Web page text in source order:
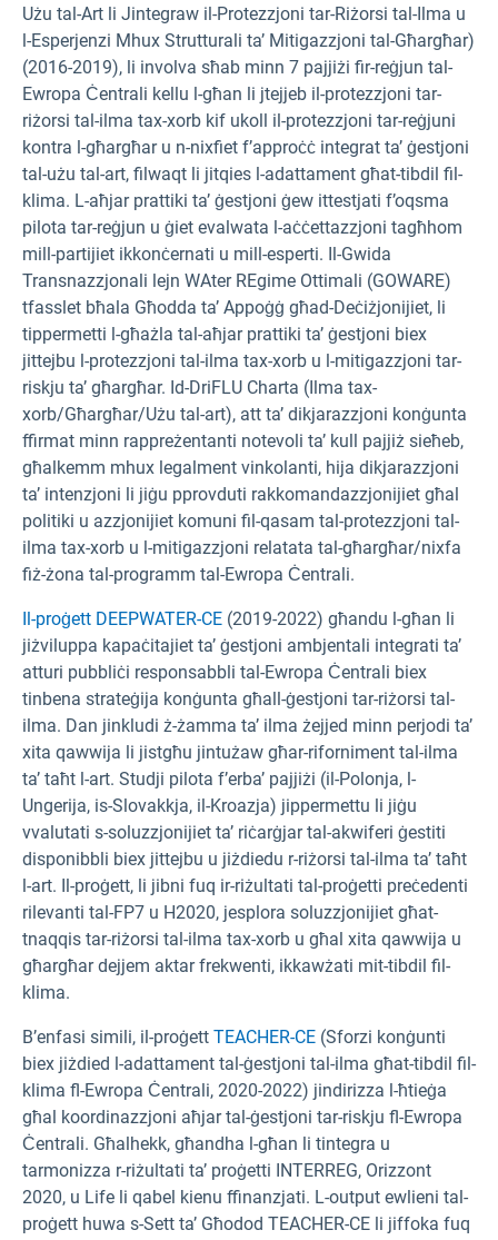
Użu tal-Art li Jintegraw il-Protezzjoni tar-Riżorsi tal-Ilma u
l-Esperjenzi Mhux Strutturali ta’ Mitigazzjoni tal-Għargħar)
(2016-2019), li involva sħab minn 7 pajjiżi fir-reġjun tal-
Ewropa Ċentrali kellu l-għan li jtejjeb il-protezzjoni tar-
riżorsi tal-ilma tax-xorb kif ukoll il-protezzjoni tar-reġjuni
kontra l-għargħar u n-nixfiet f’approċċ integrat ta’ ġestjoni
tal-użu tal-art, filwaqt li jitqies l-adattament għat-tibdil fil-
klima. L-aħjar prattiki ta’ ġestjoni ġew ittestjati f’oqsma
pilota tar-reġjun u ġiet evalwata l-aċċettazzjoni tagħhom
mill-partijiet ikkonċernati u mill-esperti. Il-Gwida
Transnazzjonali lejn WAter REgime Ottimali (GOWARE)
tfasslet bħala Għodda ta’ Appoġġ għad-Deċiżjonijiet, li
tippermetti l-għażla tal-aħjar prattiki ta’ ġestjoni biex
jittejbu l-protezzjoni tal-ilma tax-xorb u l-mitigazzjoni tar-
riskju ta’ għargħar. Id-DriFLU Charta (Ilma tax-
xorb/Għargħar/Użu tal-art), att ta’ dikjarazzjoni konġunta
ffirmat minn rappreżentanti notevoli ta’ kull pajjiż sieħeb,
għalkemm mhux legalment vinkolanti, hija dikjarazzjoni
ta’ intenzjoni li jiġu pprovduti rakkomandazzjonijiet għal
politiki u azzjonijiet komuni fil-qasam tal-protezzjoni tal-
ilma tax-xorb u l-mitigazzjoni relatata tal-għargħar/nixfa
fiż-żona tal-programm tal-Ewropa Ċentrali.
Il-proġett DEEPWATER-CE (2019-2022) għandu l-għan li
jiżviluppa kapaċitajiet ta’ ġestjoni ambjentali integrati ta’
atturi pubbliċi responsabbli tal-Ewropa Ċentrali biex
tinbena strateġija konġunta għall-ġestjoni tar-riżorsi tal-
ilma. Dan jinkludi ż-żamma ta’ ilma żejjed minn perjodi ta’
xita qawwija li jistgħu jintużaw għar-riforniment tal-ilma
ta’ taħt l-art. Studji pilota f’erba’ pajjiżi (il-Polonja, l-
Ungerija, is-Slovakkja, il-Kroazja) jippermettu li jiġu
vvalutati s-soluzzjonijiet ta’ riċarġjar tal-akwiferi ġestiti
disponibbli biex jittejbu u jiżdiedu r-riżorsi tal-ilma ta’ taħt
l-art. Il-proġett, li jibni fuq ir-riżultati tal-proġetti preċedenti
rilevanti tal-FP7 u H2020, jesplora soluzzjonijiet għat-
tnaqqis tar-riżorsi tal-ilma tax-xorb u għal xita qawwija u
għargħar dejjem aktar frekwenti, ikkawżati mit-tibdil fil-
klima.
B’enfasi simili, il-proġett TEACHER-CE (Sforzi konġunti
biex jiżdied l-adattament tal-ġestjoni tal-ilma għat-tibdil fil-
klima fl-Ewropa Ċentrali, 2020-2022) jindirizza l-ħtieġa
għal koordinazzjoni aħjar tal-ġestjoni tar-riskju fl-Ewropa
Ċentrali. Għalhekk, għandha l-għan li tintegra u
tarmonizza r-riżultati ta’ proġetti INTERREG, Orizzont
2020, u Life li qabel kienu ffinanzjati. L-output ewlieni tal-
proġett huwa s-Sett ta’ Għodod TEACHER-CE li jiffoka fuq